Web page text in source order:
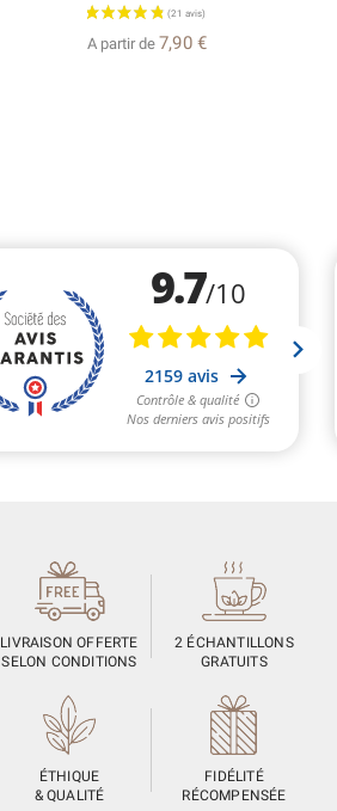
A partir de 7,90 €
LIVRAISON OFFERTE
SELON CONDITIONS
2 ÉCHANTILLONS
GRATUITS
ÉTHIQUE
& QUALITÉ
FIDÉLITÉ
RÉCOMPENSÉE